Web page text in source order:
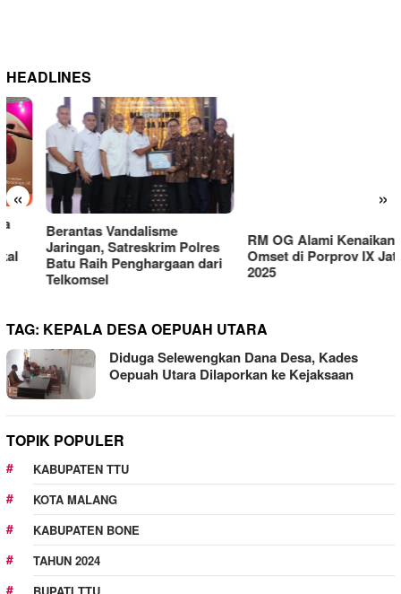
HEADLINES
« »
Berantas Vandalisme
Jaringan, Satreskrim Polres
Batu Raih Penghargaan dari
Telkomsel
RM OG Alami Kenaikan
Omset di Porprov IX Jatim
2025
TAG: KEPALA DESA OEPUAH UTARA
Diduga Selewengkan Dana Desa, Kades
Oepuah Utara Dilaporkan ke Kejaksaan
TOPIK POPULER
KABUPATEN TTU
KOTA MALANG
KABUPATEN BONE
TAHUN 2024